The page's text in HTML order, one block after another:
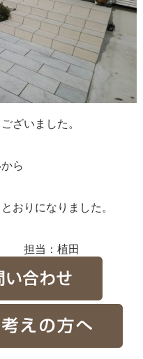
ざいました。
ら
おりになりました。
田